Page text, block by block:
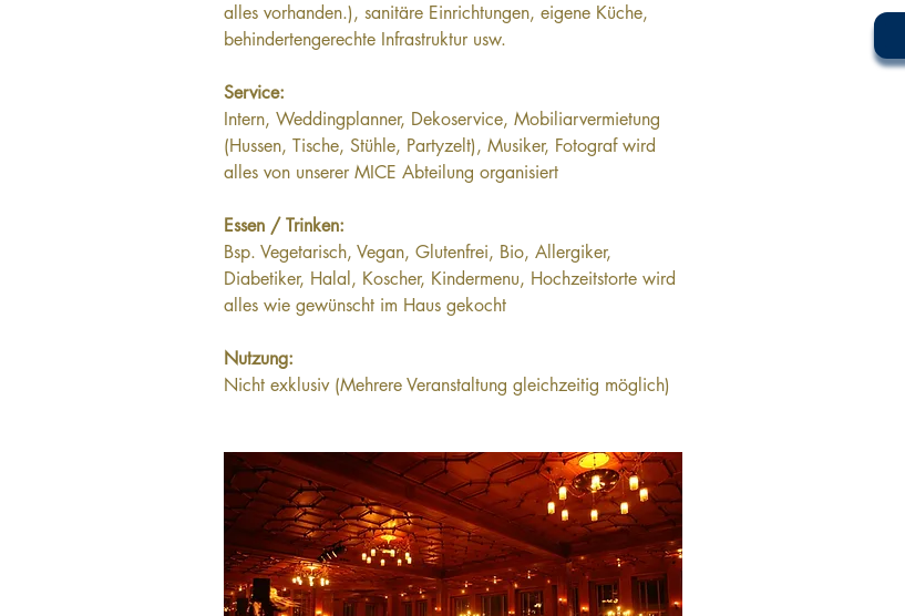
alles vorhanden.), sanitäre Einrichtungen, eigene Küche,
behindertengerechte Infrastruktur usw.
Service:
Intern, Weddingplanner, Dekoservice, Mobiliarvermietung
(Hussen, Tische, Stühle, Partyzelt), Musiker, Fotograf wird
alles von unserer MICE Abteilung organisiert
Essen / Trinken:
Bsp. Vegetarisch, Vegan, Glutenfrei, Bio, Allergiker,
Diabetiker, Halal, Koscher, Kindermenu, Hochzeitstorte wird
alles wie gewünscht im Haus gekocht
Nutzung:
Nicht exklusiv (Mehrere Veranstaltung gleichzeitig möglich)